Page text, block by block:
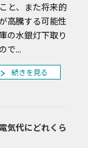
と、また将来的
高騰する可能性
の水銀灯下取り
で...
続きを見る
気代にどれくら